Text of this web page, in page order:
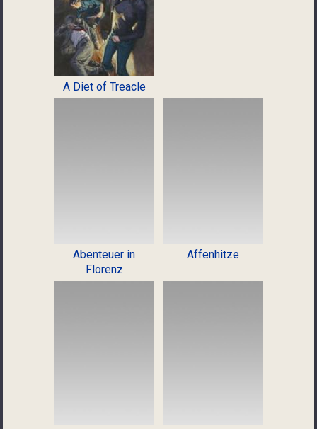
A Diet of Treacle
Abenteuer in
Florenz
Affenhitze